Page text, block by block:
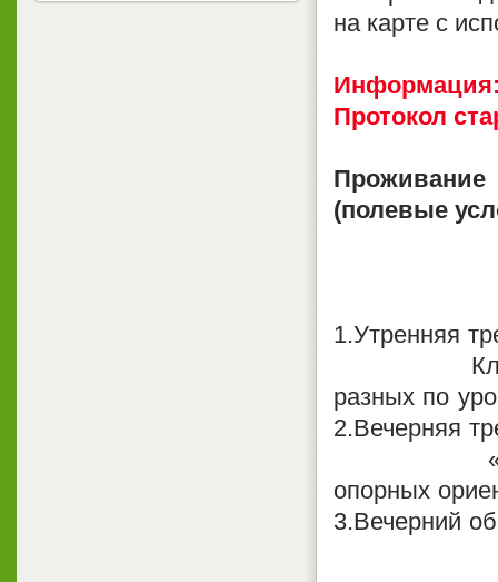
на карте с
Протокол
(полевые
1.Утренняя
разных по
2.Вечерняя
«Нитка»
опорных
3.Вечерний